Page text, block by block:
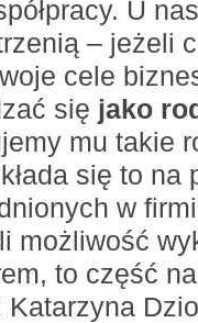
U
– jeżeli
cele
się jako
mu takie
się to na
w
możliwość
to część